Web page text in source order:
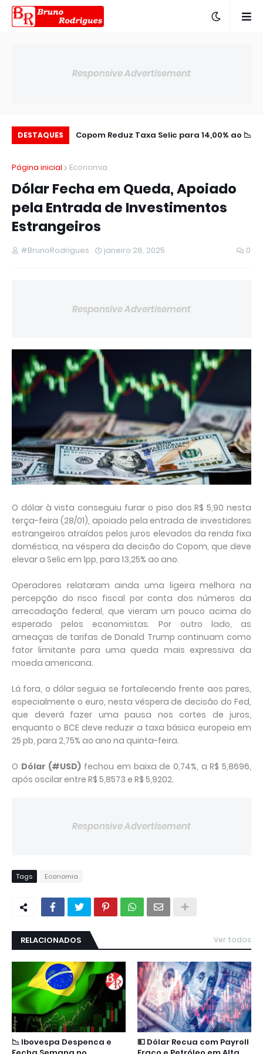
Responsive Advertisement
DESTAQUES
📉 Copom Reduz Taxa Selic para 14,00% ao
Presença na
Página inicial
Economia
Dólar Fecha em Queda, Apoiado
pela Entrada de Investimentos
Estrangeiros
#BrunoRodrigues janeiro 28, 2025 0
Responsive Advertisement
O dólar à vista conseguiu furar o piso dos R$ 5,90 nesta
terça-feira (28/01), apoiado pela entrada de investidores
estrangeiros atraídos pelos juros elevados da renda fixa
doméstica, na véspera da decisão do Copom, que deve
elevar a Selic em 1pp, para 13,25% ao ano.
Operadores relataram ainda uma ligeira melhora na
percepção do risco fiscal por conta dos números da
arrecadação federal, que vieram um pouco acima do
esperado pelos economistas. Por outro lado, as
ameaças de tarifas de Donald Trump continuam como
fator limitante para uma queda mais expressiva da
moeda americana.
Lá fora, o dólar seguia se fortalecendo frente aos pares,
especialmente o euro, nesta véspera de decisão do Fed,
que deverá fazer uma pausa nos cortes de juros,
enquanto o BCE deve reduzir a taxa básica europeia em
25 pb, para 2,75% ao ano na quinta-feira.
O Dólar (#USD) fechou em baixa de 0,74%, a R$ 5,8696,
após oscilar entre R$ 5,8573 e R$ 5,9202.
Responsive Advertisement
Tags Economia
RELACIONADOS Ver todos
📉 Ibovespa Despenca e
💵 Dólar Recua com Payroll